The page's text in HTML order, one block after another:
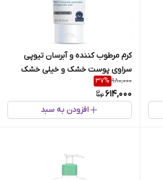
کرم مرطوب کننده و آبرسان تیوپی
سراوی پوست خشک و خیلی خشک
حجم ۲۳۶میل
980,000
37%
614,000
افزودن به سبد